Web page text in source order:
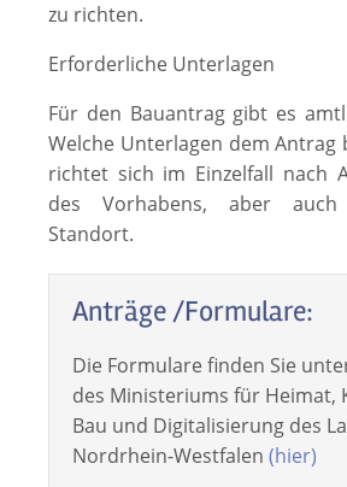
zu richten.
Erforderliche Unterlagen
Für den Bauantrag gibt es
Welche Unterlagen dem Antrag
richtet sich im Einzelfall nach
des Vorhabens, aber
Standort.
Anträge /Formulare:
Die Formulare finden Sie
des Ministeriums für Heimat,
Bau und Digitalisierung des
Nordrhein-Westfalen (hier)